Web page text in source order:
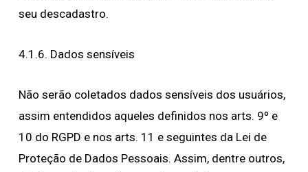
seu descadastro.
4.1.6. Dados sensíveis
Não serão coletados dados sensíveis dos usuários,
assim entendidos aqueles definidos nos arts. 9º e
10 do RGPD e nos arts. 11 e seguintes da Lei de
Proteção de Dados Pessoais. Assim, dentre outros,